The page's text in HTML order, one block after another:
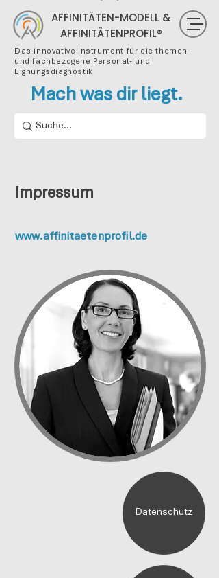
AFFINITÄTEN-MODELL &
AFFINITÄTENPROFIL®
Das innovative Instrument für die themen-
und fachbezogene Personal- und
Eignungsdiagnostik
Mach was dir liegt.
Impressum
www.affinitaetenprofil.de
Datenschutz